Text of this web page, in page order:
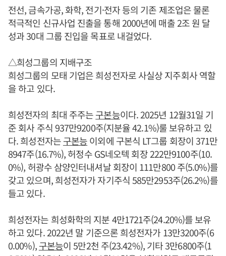
전선, 금속가공, 화학, 전기·전자 등의 기존 제조업은 물론
적극적인 신규사업 진출을 통해 2000년에 매출 2조 원 달
성과 30대 그룹 진입을 목표로 내걸었다.
△희성그룹의 지배구조
희성그룹의 모태 기업은 희성전자로 사실상 지주회사 역할
을 하고 있다.
희성전자의 최대 주주는구본능이다. 2025년 12월31일 기
준 회사 주식 937만9200주(지분율 42.1%)룰 보유하고 있
다. 희성전자는구본능이외에 구본식 LT그룹 회장이 371만
8947주(16.7%), 허정수 GS네오텍 회장 222만9100주(10.
0%), 허광수 삼양인터내셔날 회장이 111만800 주(5.0%)를
갖고 있으며, 희성전자가 자기주식 585만2953주(26.2%)를
들고 있다.
희성전자는 희성화학의 지분 4만1721주(24.20%)를 보유
하고 있다. 2022년 말 기준으론 희성전자가 13만3200주(6
0.00%),구본능이 5만2천 주(23.42%), 기타 3만6800주(1